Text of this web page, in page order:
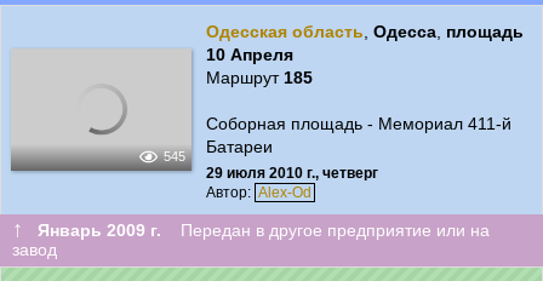
545
Одесская область Одесса, площадь
10 Апреля
Маршрут 185
Соборная площадь - Мемориал 411-й
Батареи
29 июля 2010 г., четверг
Автор: Alex-Od
↑ Январь 2009 г. Передан в другое предприятие или на
завод